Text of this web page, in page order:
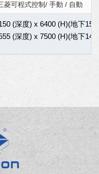
菱可程式控制/ 手動 / 自動
(深度) x 6400 (H)(地下
(深度) x 7500 (H)(地下